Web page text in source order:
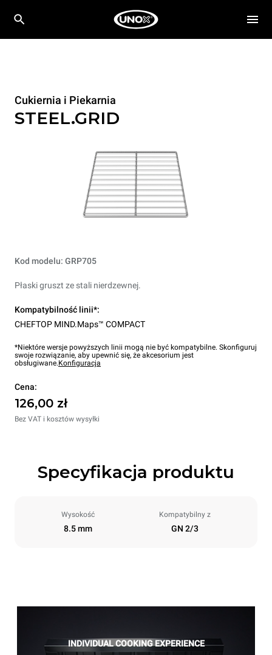
Cukiernia i Piekarnia
STEEL.GRID
Kod modelu: GRP705
Płaski gruszt ze stali nierdzewnej.
Kompatybilność linii*:
CHEFTOP MIND.Maps™ COMPACT
*Niektóre wersje powyższych linii mogą nie być kompatybilne. Skonfiguruj
swoje rozwiązanie, aby upewnić się, że akcesorium jest
obsługiwane.Konfiguracja
Cena:
126,00 zł
Bez VAT i kosztów wysyłki
Specyfikacja produktu
Wysokość
8.5 mm
Kompatybilny z
GN 2/3
INDIVIDUAL COOKING EXPERIENCE